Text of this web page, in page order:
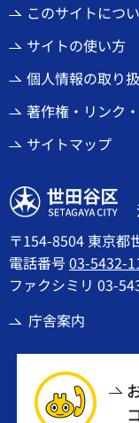
このサイトにつ
サイトの使い方
個人情報の取り
著作権・リンク
サイトマップ
世田谷区
〒154-8504 東京都
電話番号03-5432-
ファクシミリ 03-
庁舎案内